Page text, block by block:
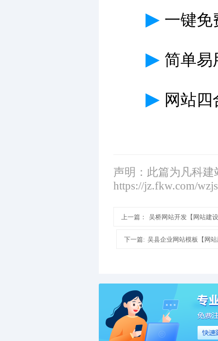
▶ 一键免
▶ 简单易
▶ 网站四
声明：此篇为凡科
https://jz.fkw.com/
上一篇： 吴桥网站开发【网站建
下一篇: 吴县企业网站模板【网